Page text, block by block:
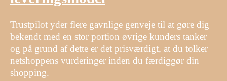
Trustpilot yder flere gavnlige genveje til at gøre dig
bekendt med en stor portion øvrige kunders tanker
og på grund af dette er det prisværdigt, at du tolker
netshoppens vurderinger inden du færdiggør din
shopping.